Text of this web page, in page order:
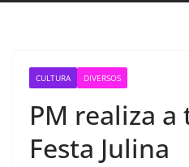
CULTURA DIVERSOS
PM realiza
Festa Julina